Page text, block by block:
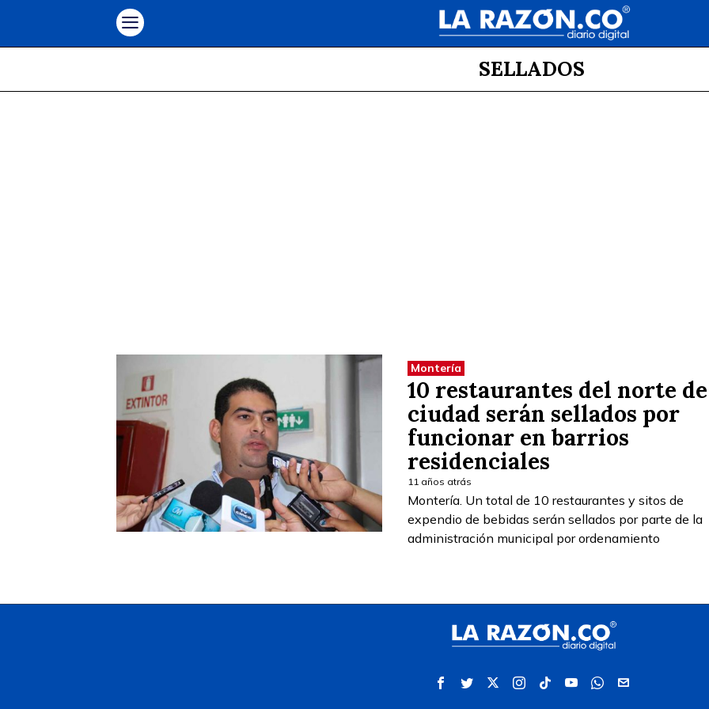
SELLADOS
Montería
10 restaurantes del norte
ciudad serán sellados por
funcionar en barrios
residenciales
11 años atrás
Montería. Un total de 10 restaurantes y sitos de
expendio de bebidas serán sellados por parte de la
administración municipal por ordenamiento